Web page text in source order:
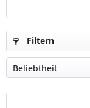
Filtern